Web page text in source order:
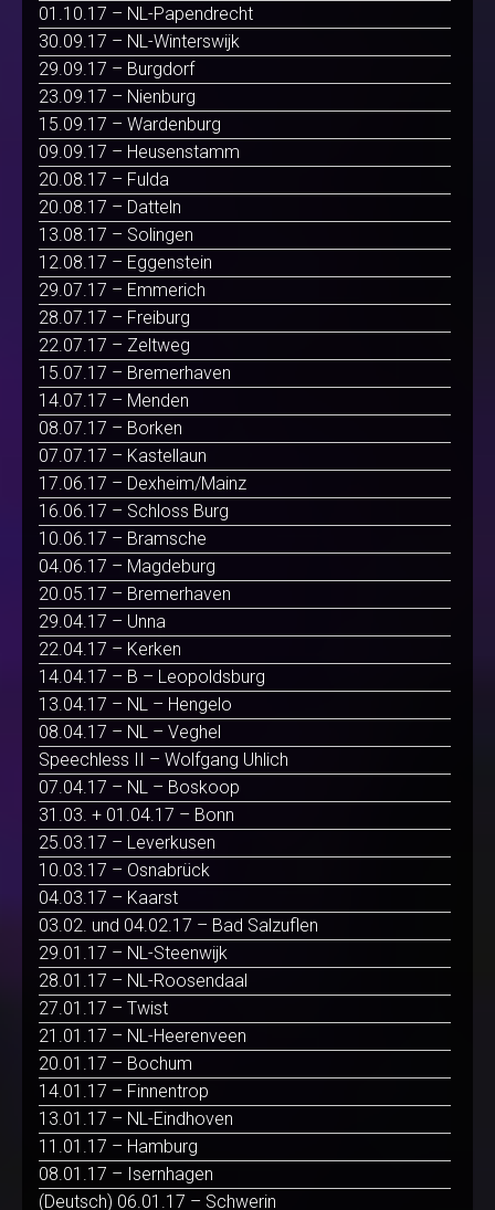
01.10.17 – NL-Papendrecht
30.09.17 – NL-Winterswijk
29.09.17 – Burgdorf
23.09.17 – Nienburg
15.09.17 – Wardenburg
09.09.17 – Heusenstamm
20.08.17 – Fulda
20.08.17 – Datteln
13.08.17 – Solingen
12.08.17 – Eggenstein
29.07.17 – Emmerich
28.07.17 – Freiburg
22.07.17 – Zeltweg
15.07.17 – Bremerhaven
14.07.17 – Menden
08.07.17 – Borken
07.07.17 – Kastellaun
17.06.17 – Dexheim/Mainz
16.06.17 – Schloss Burg
10.06.17 – Bramsche
04.06.17 – Magdeburg
20.05.17 – Bremerhaven
29.04.17 – Unna
22.04.17 – Kerken
14.04.17 – B – Leopoldsburg
13.04.17 – NL – Hengelo
08.04.17 – NL – Veghel
Speechless II – Wolfgang Uhlich
07.04.17 – NL – Boskoop
31.03. + 01.04.17 – Bonn
25.03.17 – Leverkusen
10.03.17 – Osnabrück
04.03.17 – Kaarst
03.02. und 04.02.17 – Bad Salzuflen
29.01.17 – NL-Steenwijk
28.01.17 – NL-Roosendaal
27.01.17 – Twist
21.01.17 – NL-Heerenveen
20.01.17 – Bochum
14.01.17 – Finnentrop
13.01.17 – NL-Eindhoven
11.01.17 – Hamburg
08.01.17 – Isernhagen
(Deutsch) 06.01.17 – Schwerin